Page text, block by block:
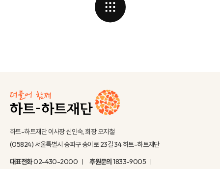
하트-하트재단 이사장 신인숙, 회장 오지철
(05824) 서울특별시 송파구 송이로 23길 34 하트-하트재단
대표전화02-430-2000 후원문의1833-9005